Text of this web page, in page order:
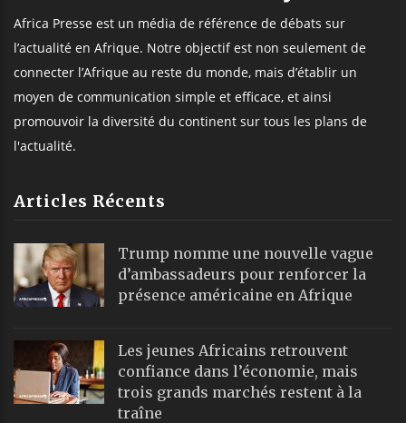
Africa Presse est un média de référence de débats sur
l’actualité en Afrique. Notre objectif est non seulement de
connecter l’Afrique au reste du monde, mais d’établir un
moyen de communication simple et efficace, et ainsi
promouvoir la diversité du continent sur tous les plans de
l'actualité.
Articles Récents
Trump nomme une nouvelle vague
d’ambassadeurs pour renforcer la
présence américaine en Afrique
Les jeunes Africains retrouvent
confiance dans l’économie, mais
trois grands marchés restent à la
traîne